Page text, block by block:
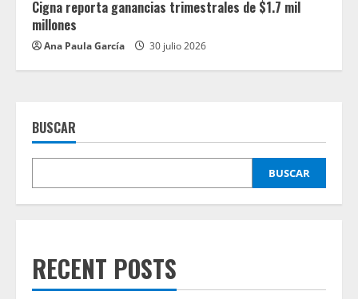
Cigna reporta ganancias trimestrales de $1.7 mil
millones
Ana Paula García 30 julio 2026
BUSCAR
BUSCAR
RECENT POSTS